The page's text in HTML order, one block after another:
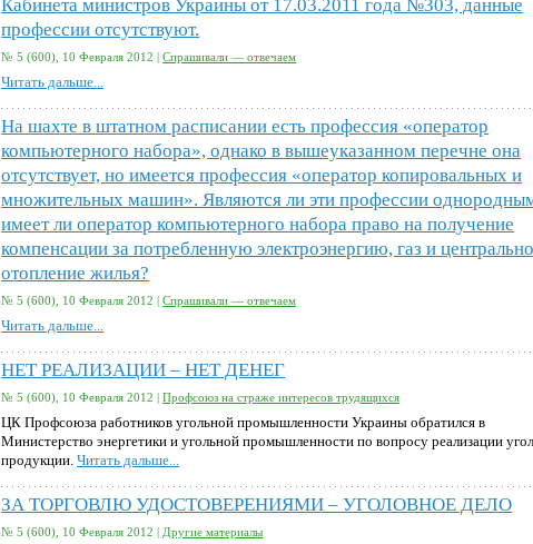
Кабинета министров Украины от 17.03.2011 года №303, данные
профессии отсутствуют.
№ 5 (600), 10 Февраля 2012 |Спрашивали — отвечаем
Читать дальше...
На шахте в штатном расписании есть профессия «оператор
компьютерного набора», однако в вышеуказанном перечне она
отсутствует, но имеется профессия «оператор копировальных и
множительных машин». Являются ли эти профессии
имеет ли оператор компьютерного набора право на получение
компенсации за потребленную электроэнергию, газ и
отопление жилья?
№ 5 (600), 10 Февраля 2012 |Спрашивали — отвечаем
Читать дальше...
НЕТ РЕАЛИЗАЦИИ – НЕТ ДЕНЕГ
№ 5 (600), 10 Февраля 2012 |Профсоюз на страже интересов трудящихся
ЦК Профсоюза работников угольной промышленности Украины обратился в
Министерство энергетики и угольной промышленности по вопросу реализации
продукции.Читать дальше...
ЗА ТОРГОВЛЮ УДОСТОВЕРЕНИЯМИ – УГОЛОВНОЕ ДЕЛО
№ 5 (600), 10 Февраля 2012 |Другие материалы